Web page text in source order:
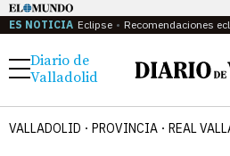
ES NOTICIA Eclipse Recomendaciones
Menú
Diario de
Valladolid
VALLADOLID PROVINCIA REAL